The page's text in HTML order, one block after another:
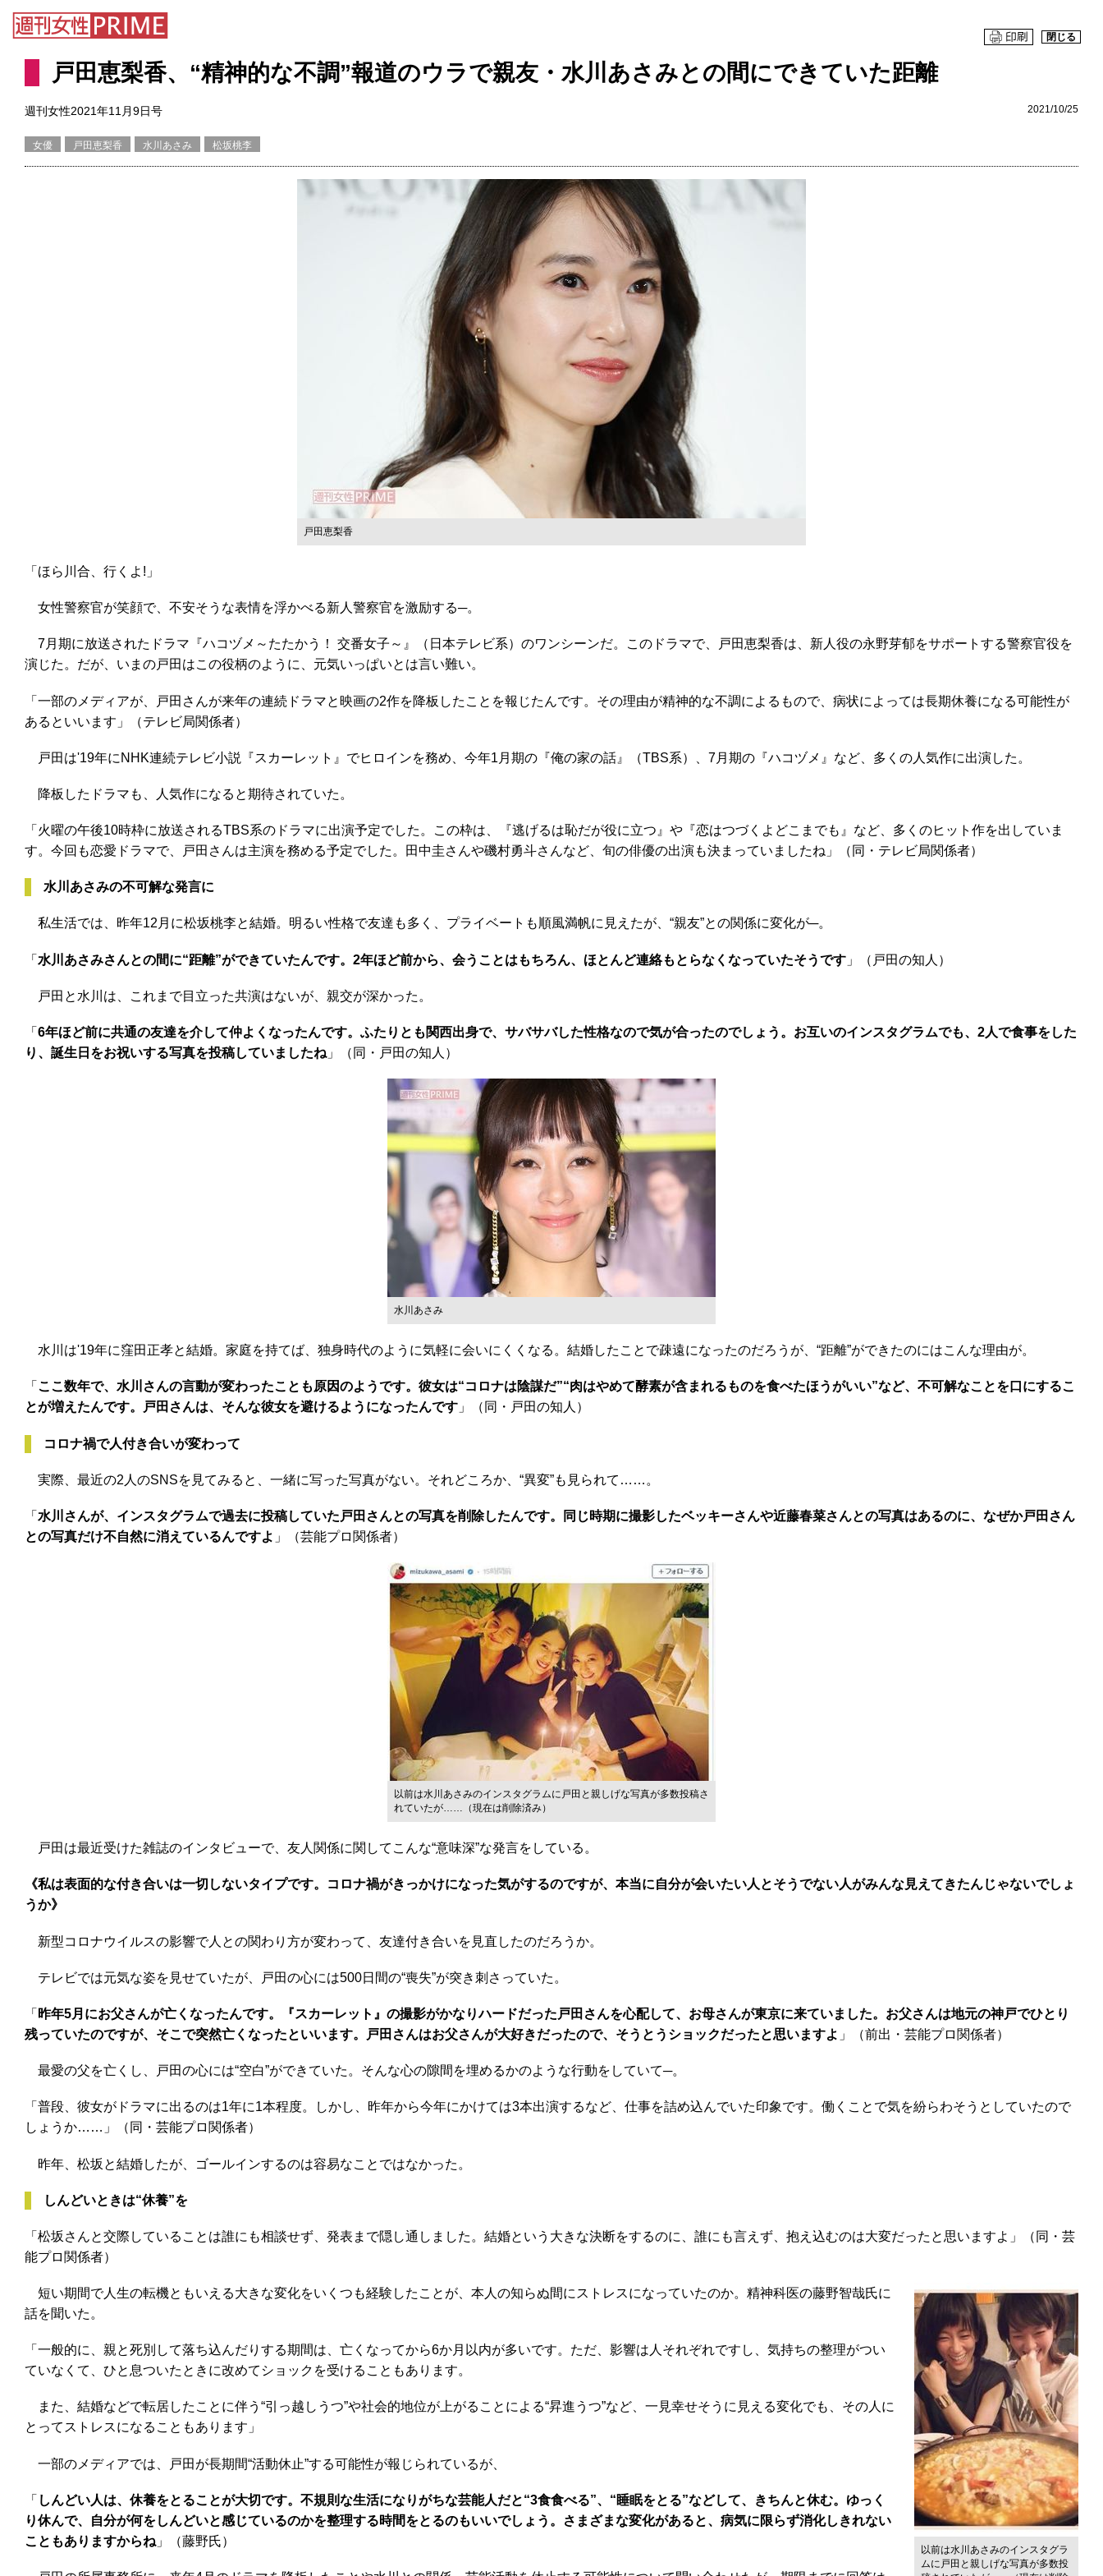
閉じる
戸田恵梨香、“精神的な不調”報道のウラで親友・水川あさみとの間にできていた距離
週刊女性2021年11月9日号 2021/10/25
女優 戸田恵梨香 水川あさみ 松坂桃李
戸田恵梨香
「ほら川合、行くよ!」
女性警察官が笑顔で、不安そうな表情を浮かべる新人警察官を激励する─。
7月期に放送されたドラマ『ハコヅメ～たたかう！ 交番女子～』（日本テレビ系）のワンシーンだ。このドラマで、戸田恵梨香は、新人役の永野芽郁をサポートする警察官役を
演じた。だが、いまの戸田はこの役柄のように、元気いっぱいとは言い難い。
「一部のメディアが、戸田さんが来年の連続ドラマと映画の2作を降板したことを報じたんです。その理由が精神的な不調によるもので、病状によっては長期休養になる可能性が
あるといいます」（テレビ局関係者）
戸田は'19年にNHK連続テレビ小説『スカーレット』でヒロインを務め、今年1月期の『俺の家の話』（TBS系）、7月期の『ハコヅメ』など、多くの人気作に出演した。
降板したドラマも、人気作になると期待されていた。
「火曜の午後10時枠に放送されるTBS系のドラマに出演予定でした。この枠は、『逃げるは恥だが役に立つ』や『恋はつづくよどこまでも』など、多くのヒット作を出していま
す。今回も恋愛ドラマで、戸田さんは主演を務める予定でした。田中圭さんや磯村勇斗さんなど、旬の俳優の出演も決まっていましたね」（同・テレビ局関係者）
水川あさみの不可解な発言に
私生活では、昨年12月に松坂桃李と結婚。明るい性格で友達も多く、プライベートも順風満帆に見えたが、“親友”との関係に変化が─。
「 水川あさみさんとの間に“距離”ができていたんです。2年ほど前から、会うことはもちろん、ほとんど連絡もとらなくなっていたそうです 」（戸田の知人）
戸田と水川は、これまで目立った共演はないが、親交が深かった。
「 6年ほど前に共通の友達を介して仲よくなったんです。ふたりとも関西出身で、サバサバした性格なので気が合ったのでしょう。お互いのインスタグラムでも、2人で食事をした
り、誕生日をお祝いする写真を投稿していましたね 」（同・戸田の知人）
水川あさみ
水川は'19年に窪田正孝と結婚。家庭を持てば、独身時代のように気軽に会いにくくなる。結婚したことで疎遠になったのだろうが、“距離”ができたのにはこんな理由が。
「 ここ数年で、水川さんの言動が変わったことも原因のようです。彼女は“コロナは陰謀だ”“肉はやめて酵素が含まれるものを食べたほうがいい”など、不可解なことを口にするこ
とが増えたんです。戸田さんは、そんな彼女を避けるようになったんです 」（同・戸田の知人）
コロナ禍で人付き合いが変わって
実際、最近の2人のSNSを見てみると、一緒に写った写真がない。それどころか、“異変”も見られて……。
「 水川さんが、インスタグラムで過去に投稿していた戸田さんとの写真を削除したんです。同じ時期に撮影したベッキーさんや近藤春菜さんとの写真はあるのに、なぜか戸田さん
との写真だけ不自然に消えているんですよ 」（芸能プロ関係者）
以前は水川あさみのインスタグラムに戸田と親しげな写真が多数投稿さ
れていたが……（現在は削除済み）
戸田は最近受けた雑誌のインタビューで、友人関係に関してこんな“意味深”な発言をしている。
《私は表面的な付き合いは一切しないタイプです。コロナ禍がきっかけになった気がするのですが、本当に自分が会いたい人とそうでない人がみんな見えてきたんじゃないでしょ
うか》
新型コロナウイルスの影響で人との関わり方が変わって、友達付き合いを見直したのだろうか。
テレビでは元気な姿を見せていたが、戸田の心には500日間の“喪失”が突き刺さっていた。
「 昨年5月にお父さんが亡くなったんです。『スカーレット』の撮影がかなりハードだった戸田さんを心配して、お母さんが東京に来ていました。お父さんは地元の神戸でひとり
残っていたのですが、そこで突然亡くなったといいます。戸田さんはお父さんが大好きだったので、そうとうショックだったと思いますよ 」（前出・芸能プロ関係者）
最愛の父を亡くし、戸田の心には“空白”ができていた。そんな心の隙間を埋めるかのような行動をしていて─。
「普段、彼女がドラマに出るのは1年に1本程度。しかし、昨年から今年にかけては3本出演するなど、仕事を詰め込んでいた印象です。働くことで気を紛らわそうとしていたので
しょうか……」（同・芸能プロ関係者）
昨年、松坂と結婚したが、ゴールインするのは容易なことではなかった。
しんどいときは“休養”を
「松坂さんと交際していることは誰にも相談せず、発表まで隠し通しました。結婚という大きな決断をするのに、誰にも言えず、抱え込むのは大変だったと思いますよ」（同・芸
能プロ関係者）
以前は水川あさみのインスタグラ
ムに戸田と親しげな写真が多数投
短い期間で人生の転機ともいえる大きな変化をいくつも経験したことが、本人の知らぬ間にストレスになっていたのか。精神科医の藤野智哉氏に
話を聞いた。
「一般的に、親と死別して落ち込んだりする期間は、亡くなってから6か月以内が多いです。ただ、影響は人それぞれですし、気持ちの整理がつい
ていなくて、ひと息ついたときに改めてショックを受けることもあります。
また、結婚などで転居したことに伴う“引っ越しうつ”や社会的地位が上がることによる“昇進うつ”など、一見幸せそうに見える変化でも、その人に
とってストレスになることもあります」
一部のメディアでは、戸田が長期間“活動休止”する可能性が報じられているが、
「 しんどい人は、休養をとることが大切です。不規則な生活になりがちな芸能人だと“3食食べる”、“睡眠をとる”などして、きちんと休む。ゆっく
り休んで、自分が何をしんどいと感じているのかを整理する時間をとるのもいいでしょう。さまざまな変化があると、病気に限らず消化しきれない
こともありますからね 」（藤野氏）